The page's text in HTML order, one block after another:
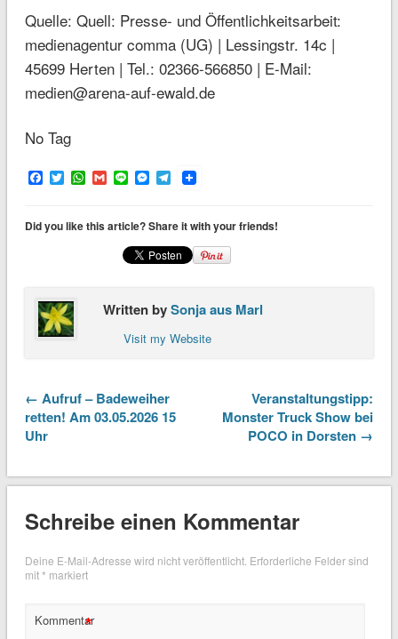
Quelle: Quell: Presse- und Öffentlichkeitsarbeit:
medienagentur comma (UG) | Lessingstr. 14c |
45699 Herten | Tel.: 02366-566850 | E-Mail:
medien@arena-auf-ewald.de
No Tag
Facebook
TwitterWhatsApp
Gmail
LineMessenger
Telegram
Did you like this article? Share it with your friends!
Written bySonja aus Marl
Visit my Website
← Aufruf – Badeweiher
retten! Am 03.05.2026 15
Uhr
Veranstaltungstipp:
Monster Truck Show bei
POCO in Dorsten →
Schreibe einen Kommentar
Deine E-Mail-Adresse wird nicht veröffentlicht. Erforderliche Felder sind
mit* markiert
Kommentar
*